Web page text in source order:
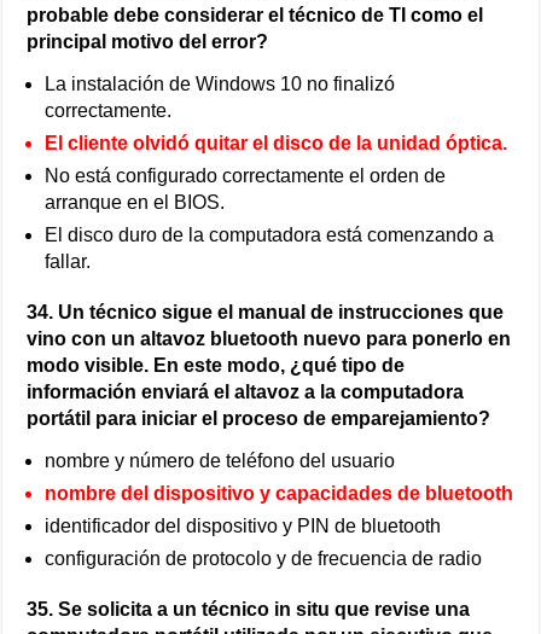
probable debe considerar el técnico de TI como el
principal motivo del error?
La instalación de Windows 10 no finalizó
correctamente.
El cliente olvidó quitar el disco de la unidad óptica.
No está configurado correctamente el orden de
arranque en el BIOS.
El disco duro de la computadora está comenzando a
fallar.
34. Un técnico sigue el manual de instrucciones que
vino con un altavoz bluetooth nuevo para ponerlo en
modo visible. En este modo, ¿qué tipo de
información enviará el altavoz a la computadora
portátil para iniciar el proceso de emparejamiento?
nombre y número de teléfono del usuario
nombre del dispositivo y capacidades de bluetooth
identificador del dispositivo y PIN de bluetooth
configuración de protocolo y de frecuencia de radio
35. Se solicita a un técnico in situ que revise una